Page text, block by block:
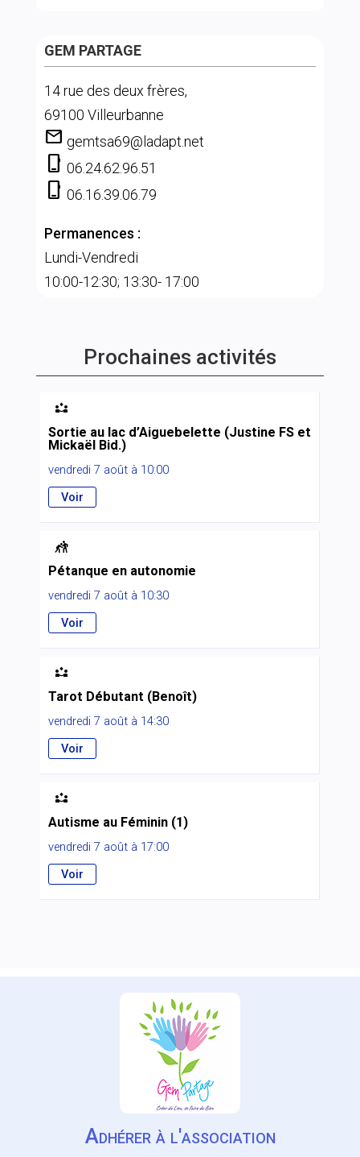
GEM PARTAGE
14 rue des deux frères,
69100 Villeurbanne
mail gemtsa69@ladapt.net
phone_iphone 06.24.62.96.51
phone_iphone 06.16.39.06.79
Permanences :
Lundi-Vendredi
10:00-12:30; 13:30- 17:00
Prochaines activités

Sortie au lac d’Aiguebelette (Justine FS et
Mickaël Bid.)
vendredi 7 août à 10:00
Voir

Pétanque en autonomie
vendredi 7 août à 10:30
Voir

Tarot Débutant (Benoît)
vendredi 7 août à 14:30
Voir

Autisme au Féminin (1)
vendredi 7 août à 17:00
Voir
Adhérer à l'association